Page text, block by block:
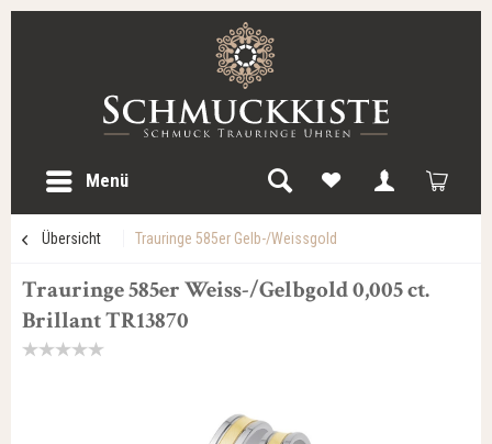
Menü
Übersicht Trauringe 585er Gelb-/Weissgold
Trauringe 585er Weiss-/Gelbgold 0,005 ct.
Brillant TR13870